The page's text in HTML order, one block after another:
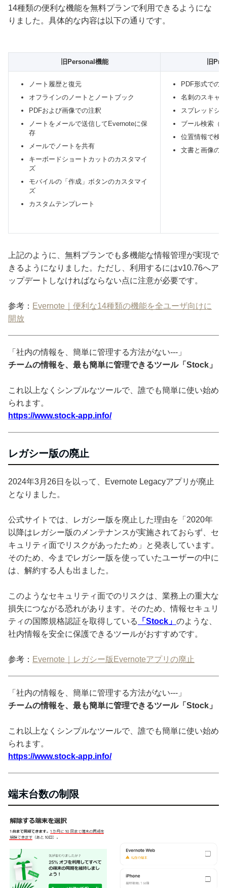
14種類の便利な機能を無料プランで利用できるようにな
りました。具体的な内容は以下の通りです。
旧Personal機能 旧
ノート履歴と復元
オフラインのノートとノートブック
PDFおよび画像での注釈
ノートをメールで送信してEvernoteに保
存
メールでノートを共有
キーボードショートカットのカスタマイ
ズ
モバイルの「作成」ボタンのカスタマイ
ズ
カスタムテンプレート
PDF形式での
名刺のスキャン
スプレッドシ
ブール検索（
位置情報で検索
文書と画像の
上記のように、無料プランでも多機能な情報管理が実現で
きるようになりました。ただし、利用するにはv10.76へア
ップデートしなければならない点に注意が必要です。
参考： Evernote｜便利な14種類の機能を全ユーザ向けに
開放
「社内の情報を、簡単に管理する方法がない---」
チームの情報を、最も簡単に管理できるツール「Stock」
これ以上なくシンプルなツールで、誰でも簡単に使い始め
られます。
https://www.stock-app.info/
レガシー版の廃止
2024年3月26日を以って、Evernote Legacyアプリが廃止
となりました。
公式サイトでは、レガシー版を廃止した理由を「2020年
以降はレガシー版のメンテナンスが実施されておらず、セ
キュリティ面でリスクがあったため」と発表しています。
そのため、今までレガシー版を使っていたユーザーの中に
は、解約する人も出ました。
このようなセキュリティ面でのリスクは、業務上の重大な
損失につながる恐れがあります。そのため、情報セキュリ
ティの国際規格認証を取得している
「Stock」 のような、
社内情報を安全に保護できるツールがおすすめです。
参考： Evernote｜レガシー版Evernoteアプリの廃止
「社内の情報を、簡単に管理する方法がない---」
チームの情報を、最も簡単に管理できるツール「Stock」
これ以上なくシンプルなツールで、誰でも簡単に使い始め
られます。
https://www.stock-app.info/
端末台数の制限